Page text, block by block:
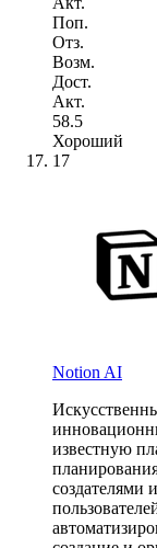
Поп.
Отз.
Возм.
Дост.
Акт.
58.5
Хороший
17
Notion AI
известную
создателями